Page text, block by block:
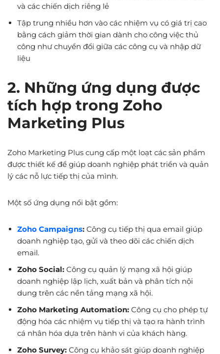
và các chiến dịch riêng lẻ
Tập trung nhiều hơn vào các nhiệm vụ có giá trị cao
bằng cách giảm thời gian dành cho công việc thủ
công như chuyển đổi giữa các công cụ và nhập dữ
liệu
2. Những ứng dụng được
tích hợp trong Zoho
Marketing Plus
Zoho Marketing Plus cung cấp một loạt các sản phẩm
được thiết kế để giúp doanh nghiệp phát triển và quản
lý các nỗ lực tiếp thị của mình.
Một số ứng dụng nổi bật gồm:
Zoho Campaigns: Công cụ tiếp thị qua email giúp
doanh nghiệp tạo, gửi và theo dõi các chiến dịch
email.
Zoho Social: Công cụ quản lý mạng xã hội giúp
doanh nghiệp lập lịch, xuất bản và phân tích nội
dung trên các nền tảng mạng xã hội.
Zoho Marketing Automation: Công cụ cho phép tự
động hóa các nhiệm vụ tiếp thị và tạo ra hành trình
cá nhân hóa dựa trên hành vi của khách hàng.
Zoho Survey: Công cụ khảo sát giúp doanh nghiệp